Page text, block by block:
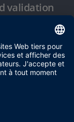
validation